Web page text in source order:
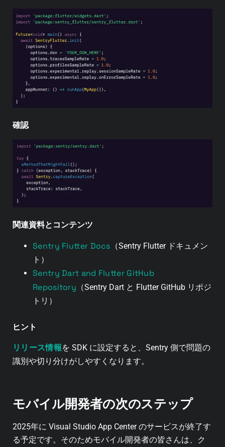
確認
関連資料とコンテンツ
Sentry Flutter Docs （Sentry Flutter ドキュメン
ト）
Sentry Dart and Flutter GitHub
Repository （Sentry Dart と Flutter GitHub リポジ
トリ）
ヒント
リリース情報を SDK に設定すると、Sentry 側で問題の
識別や切り分けがしやすくなります。
モバイル開発者の次のステップ
2025年に Visual Studio App Center のサービスが終了す
る予定です。 そのためモバイル開発者の皆さんは、ク